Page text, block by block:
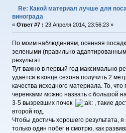
Re: Какой материал лучше для
винограда
« Ответ #7 : 23 Апреля 2014, 23:56:23 »
По моим наблюдениям, осенняя
зелеными (правильно
результат.
Тут важно в первый год максимально
удается в конце сезона получить 2
качества исходного материала. То,
черенками можно назвать с большой
3-5 вызревших почек
, такие
второй год.
Чтобы достичь хорошего результата, я
только один побег и смотрю, как